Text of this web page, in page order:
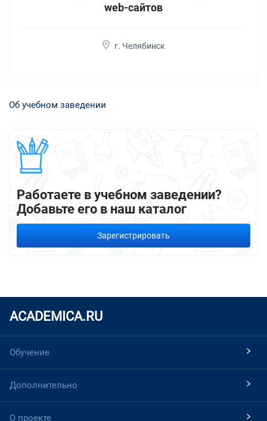
web-сайтов
г. Челябинск
Об учебном заведении
Работаете в учебном заведении?
Добавьте его в наш каталог
Зарегистрировать
ACADEMICA.RU
Обучение
Дополнительно
О проекте